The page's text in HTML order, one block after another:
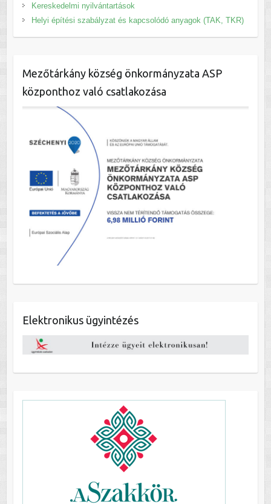
Kereskedelmi nyilvántartások
Helyi építési szabályzat és kapcsolódó anyagok (TAK, TKR)
Mezőtárkány község önkormányzata ASP
központhoz való csatlakozása
Elektronikus ügyintézés